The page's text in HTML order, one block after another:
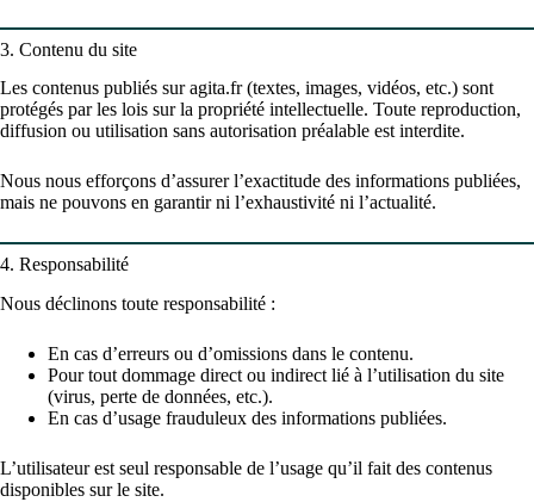
3. Contenu du site
Les contenus publiés sur agita.fr (textes, images, vidéos, etc.) sont
protégés par les lois sur la propriété intellectuelle. Toute reproduction,
diffusion ou utilisation sans autorisation préalable est interdite.
Nous nous efforçons d’assurer l’exactitude des informations publiées,
mais ne pouvons en garantir ni l’exhaustivité ni l’actualité.
4. Responsabilité
Nous déclinons toute responsabilité :
En cas d’erreurs ou d’omissions dans le contenu.
Pour tout dommage direct ou indirect lié à l’utilisation du site
(virus, perte de données, etc.).
En cas d’usage frauduleux des informations publiées.
L’utilisateur est seul responsable de l’usage qu’il fait des contenus
disponibles sur le site.